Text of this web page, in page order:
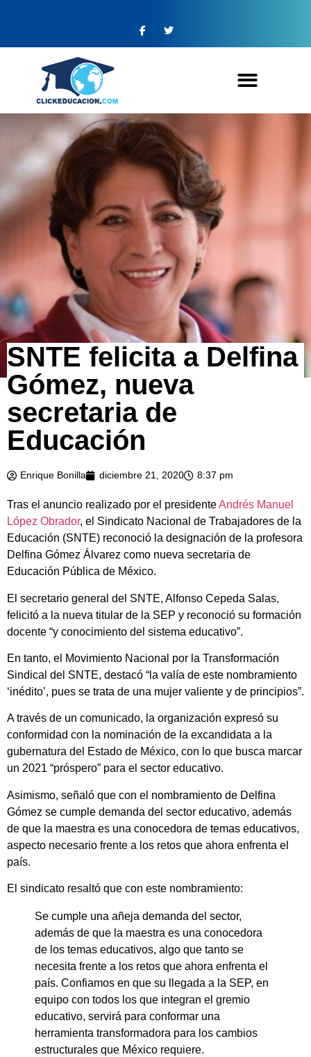
SNTE felicita a Delfina
Gómez, nueva
secretaria de
Educación
Enrique Bonilla diciembre 21, 2020 8:37 pm
Tras el anuncio realizado por el presidenteAndrés Manuel
López Obrador, el Sindicato Nacional de Trabajadores de la
Educación (SNTE) reconoció la designación de la profesora
Delfina Gómez Álvarez como nueva secretaria de
Educación Pública de México.
El secretario general del SNTE, Alfonso Cepeda Salas,
felicitó a la nueva titular de la SEP y reconoció su formación
docente “y conocimiento del sistema educativo”.
En tanto, el Movimiento Nacional por la Transformación
Sindical del SNTE, destacó “la valía de este nombramiento
‘inédito’, pues se trata de una mujer valiente y de principios”.
A través de un comunicado, la organización expresó su
conformidad con la nominación de la excandidata a la
gubernatura del Estado de México, con lo que busca marcar
un 2021 “próspero” para el sector educativo.
Asimismo, señaló que con el nombramiento de Delfina
Gómez se cumple demanda del sector educativo, además
de que la maestra es una conocedora de temas educativos,
aspecto necesario frente a los retos que ahora enfrenta el
país.
El sindicato resaltó que con este nombramiento:
Se cumple una añeja demanda del sector,
además de que la maestra es una conocedora
de los temas educativos, algo que tanto se
necesita frente a los retos que ahora enfrenta el
país. Confiamos en que su llegada a la SEP, en
equipo con todos los que integran el gremio
educativo, servirá para conformar una
herramienta transformadora para los cambios
estructurales que México requiere.